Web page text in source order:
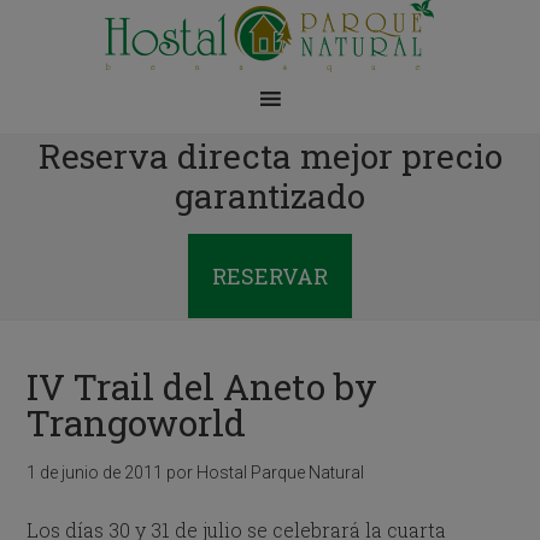
Reserva directa mejor precio
garantizado
RESERVAR
IV Trail del Aneto by
Trangoworld
1 de junio de 2011 por Hostal Parque Natural
Los días 30 y 31 de julio se celebrará la cuarta